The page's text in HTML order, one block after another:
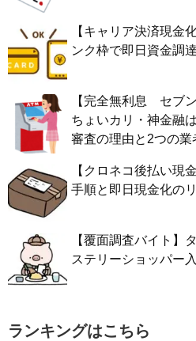
【キャリア決済現金
ンク枠で即日資金調
【完全無利息 セブ
ちょいカリ・神金融
審査の理由と2つの業
【クロネコ後払い現
手順と即日現金化の
【覆面調査バイト】
ステリーショッパー
ランキングはこちら